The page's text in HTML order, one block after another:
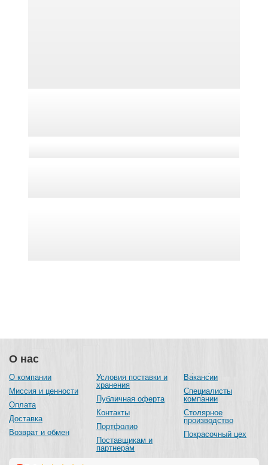
О нас
О компании
Миссия и ценности
Оплата
Доставка
Возврат и обмен
Условия поставки и
хранения
Публичная оферта
Контакты
Портфолио
Поставщикам и
партнерам
Вакансии
Специалисты
компании
Столярное
производство
Покрасочный цех